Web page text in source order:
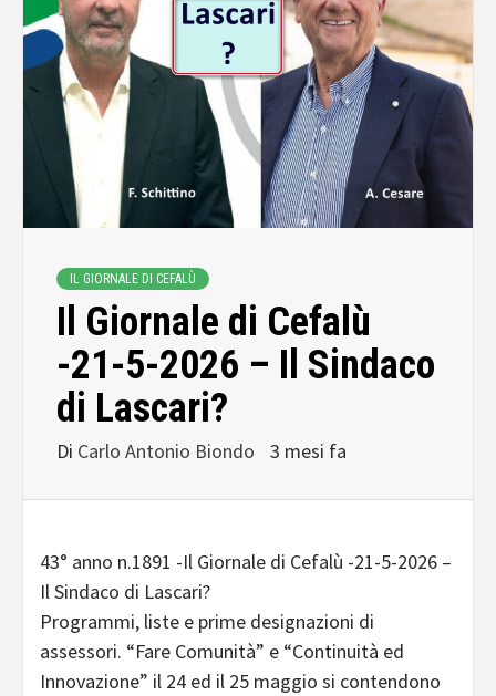
IL GIORNALE DI CEFALÙ
Il Giornale di Cefalù
-21-5-2026 – Il Sindaco
di Lascari?
Di Carlo Antonio Biondo 3 mesi fa
43° anno n.1891 -Il Giornale di Cefalù -21-5-2026 –
Il Sindaco di Lascari?
Programmi, liste e prime designazioni di
assessori. “Fare Comunità” e “Continuità ed
Innovazione” il 24 ed il 25 maggio si contendono